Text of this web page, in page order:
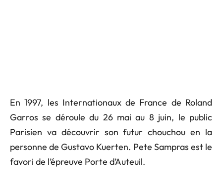
En 1997, les Internationaux de France de Roland
Garros se déroule du 26 mai au 8 juin, le public
Parisien va découvrir son futur chouchou en la
personne de Gustavo Kuerten. Pete Sampras est le
favori de l’épreuve Porte d’Auteuil.